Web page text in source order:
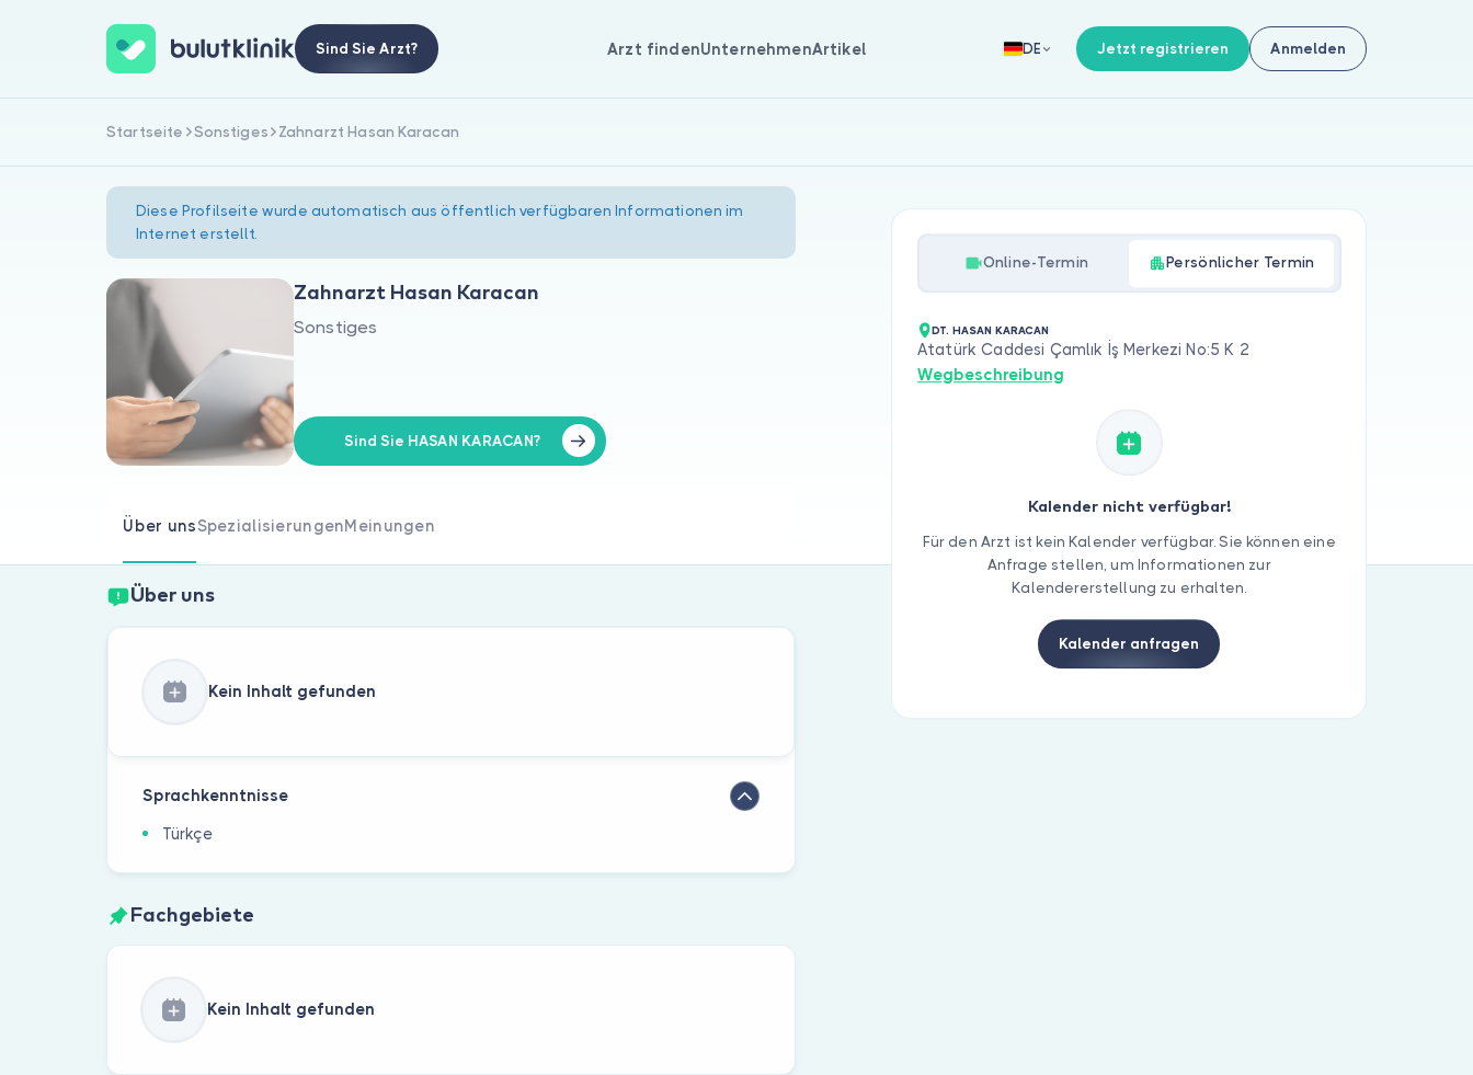
Sind Sie Arzt? Arzt findenUnternehmenArtikel DE Jetzt registrieren Anmelden
Startseite Sonstiges Zahnarzt Hasan Karacan
Diese Profilseite wurde automatisch aus öffentlich verfügbaren Informationen im
Internet erstellt.
Zahnarzt Hasan Karacan
Sonstiges
Sind Sie HASAN KARACAN?
Über unsSpezialisierungenMeinungen
Über uns
Kein Inhalt gefunden
Sprachkenntnisse
Türkçe
Fachgebiete
Kein Inhalt gefunden
Online-Termin Persönlicher Termin
DT. HASAN KARACAN
Atatürk Caddesi Çamlık İş Merkezi No:5 K 2
Wegbeschreibung
Kalender nicht verfügbar!
Für den Arzt ist kein Kalender verfügbar. Sie können eine
Anfrage stellen, um Informationen zur
Kalendererstellung zu erhalten.
Kalender anfragen